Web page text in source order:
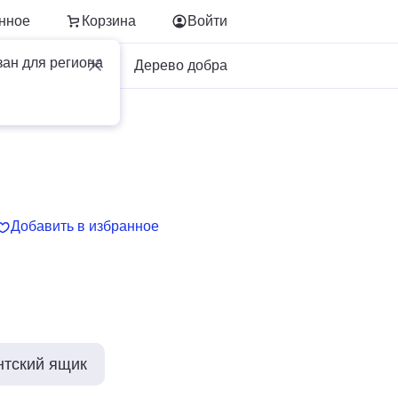
Корзина
для региона
Войти
Для бизнеса Дерево добра
Добавить в избранное
ящик